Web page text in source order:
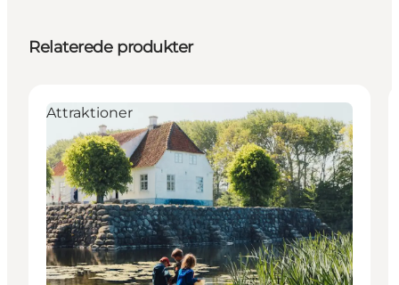
Relaterede produkter
Attraktioner